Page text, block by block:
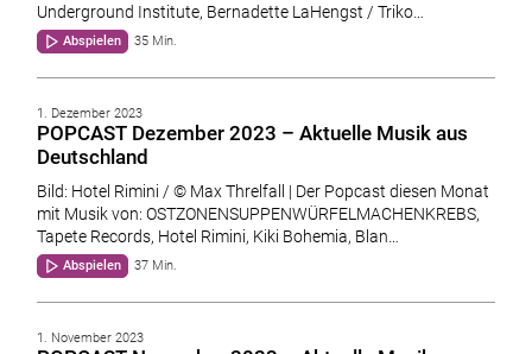
Underground Institute, Bernadette LaHengst / Triko…
Abspielen 35 Min.
1. Dezember 2023
POPCAST Dezember 2023 – Aktuelle Musik aus
Deutschland
Bild: Hotel Rimini / © Max Threlfall | Der Popcast diesen Monat
mit Musik von: OSTZONENSUPPENWÜRFELMACHENKREBS,
Tapete Records, Hotel Rimini, Kiki Bohemia, Blan…
Abspielen 37 Min.
1. November 2023